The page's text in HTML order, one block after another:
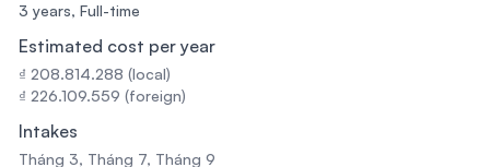
3 years, Full-time
Estimated cost per year
₫ 208.814.288 (local)
₫ 226.109.559 (foreign)
Intakes
Tháng 3, Tháng 7, Tháng 9